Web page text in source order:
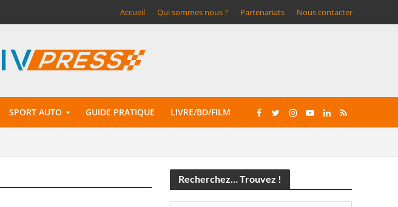
Accueil Qui sommes nous ? Partenariats Nous contacter
SPORT AUTO GUIDE PRATIQUE LIVRE/BD/FILM
Recherchez… Trouvez !